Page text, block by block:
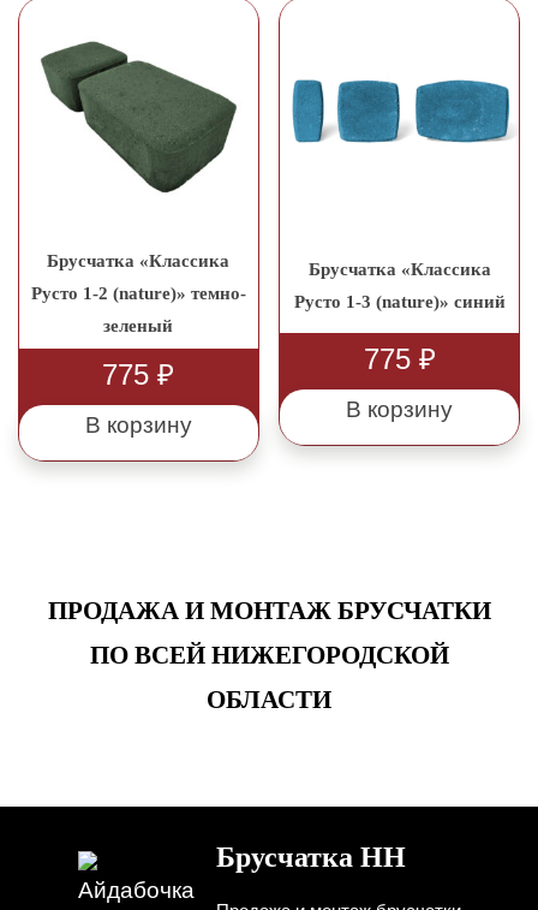
Брусчатка «Классика
Русто 1-2 (nature)» темно-
зеленый
775₽
В корзину
Брусчатка «Классика
Русто 1-3 (nature)» синий
775 ₽
В корзину
ПРОДАЖА И МОНТАЖ БРУСЧАТКИ
ПО ВСЕЙ НИЖЕГОРОДСКОЙ
ОБЛАСТИ
Брусчатка НН